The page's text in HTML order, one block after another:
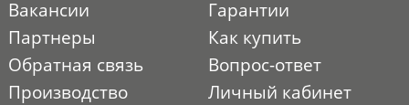
Вакансии
Партнеры
Обратная связь
Производство
Гарантии
Как купить
Вопрос-ответ
Личный кабинет